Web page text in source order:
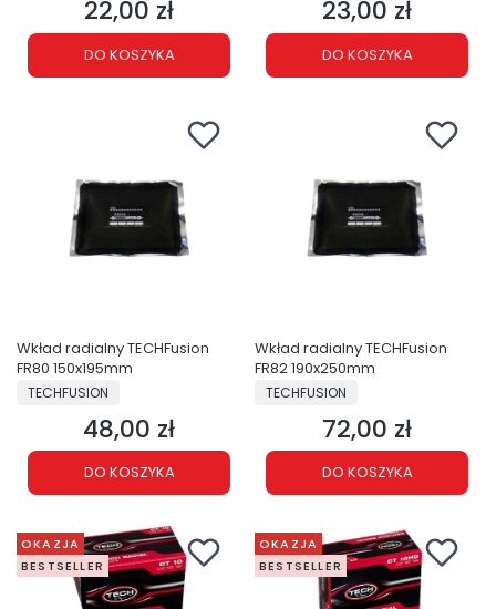
Cena
22,00 zł
DO KOSZYKA
Cena
23,00 zł
DO KOSZYKA
Wkład radialny TECHFusion
FR80 150x195mm
PRODUCENT
TECHFUSION
Cena
48,00 zł
DO KOSZYKA
Wkład radialny TECHFusion
FR82 190x250mm
PRODUCENT
TECHFUSION
Cena
72,00 zł
DO KOSZYKA
OKAZJA
BESTSELLER
OKAZJA
BESTSELLER